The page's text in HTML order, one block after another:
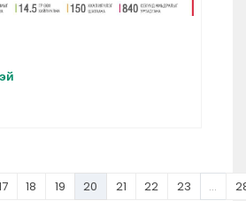
18 19 20 21 22 23 ...